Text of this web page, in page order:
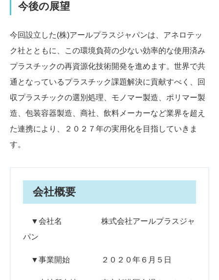
今後の展望
今回設立した(株)アールプラスジャパンは、アネロテッ
ク社とともに、この環境負荷の少ない効率的な使用済み
プラスチックの再資源化技術開発を進めます。世界で共
通となっているプラスチック課題解決に貢献すべく、回
収プラスチックの選別処理、モノマー製造、ポリマー製
造、包装容器製造、商社、飲料メーカーなど業界を超え
た連携により、２０２７年の実用化を目指していきま
す。
会社概要
▼会社名 株式会社アールプラスジャ
パン
▼事業開始 ２０２０年６月５日